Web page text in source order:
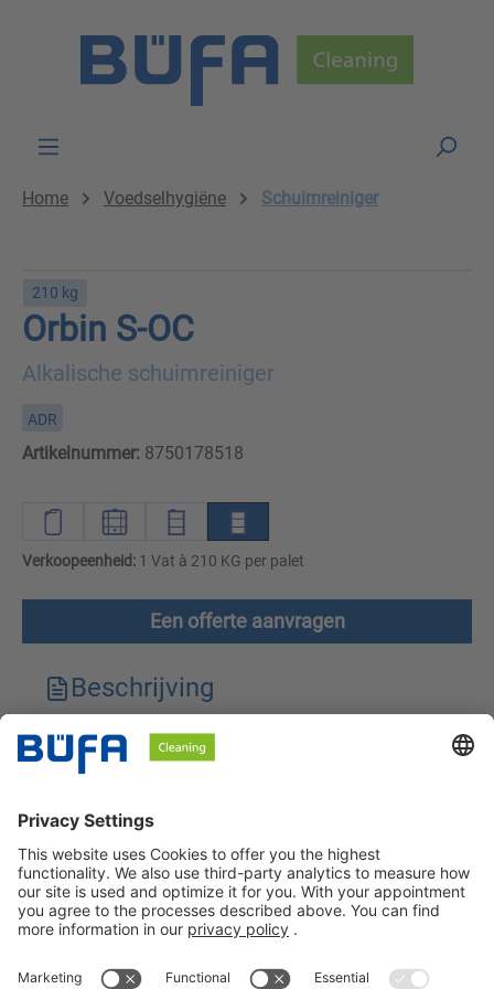
Home Voedselhygiëne Schuimreiniger
210 kg
Orbin S-OC
Alkalische schuimreiniger
ADR
Artikelnummer: 8750178518
Verkoopeenheid: 1 Vat à 210 KG per palet
Een offerte aanvragen
Beschrijving
Technische kenmerken
Veiligheidsinstructies